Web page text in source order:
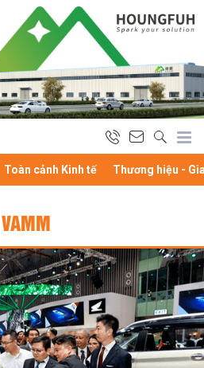
Toàn cảnh Kinh tế Thương hiệu -
VAMM